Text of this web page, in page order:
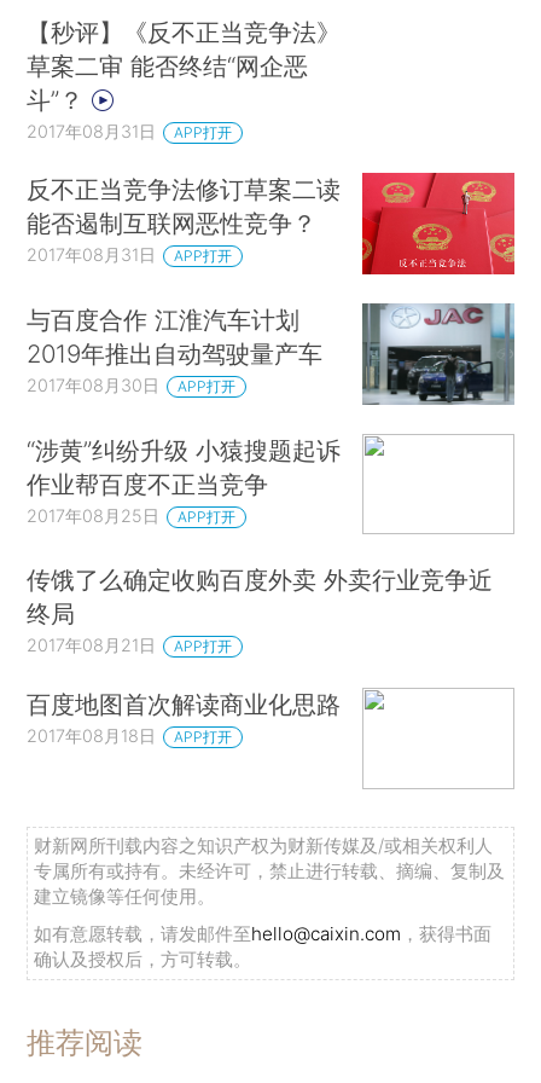
【秒评】《反不正当竞争法》
草案二审 能否终结“网企恶
斗”？
2017年08月31日 APP打开
反不正当竞争法修订草案二读
能否遏制互联网恶性竞争？
2017年08月31日 APP打开
与百度合作 江淮汽车计划
2019年推出自动驾驶量产车
2017年08月30日 APP打开
“涉黄”纠纷升级 小猿搜题起诉
作业帮百度不正当竞争
2017年08月25日 APP打开
传饿了么确定收购百度外卖 外卖行业竞争近
终局
2017年08月21日 APP打开
百度地图首次解读商业化思路
2017年08月18日 APP打开
财新网所刊载内容之知识产权为财新传媒及/或相关权利人
专属所有或持有。未经许可，禁止进行转载、摘编、复制及
建立镜像等任何使用。
如有意愿转载，请发邮件至hello@caixin.com ，获得书面
确认及授权后，方可转载。
推荐阅读